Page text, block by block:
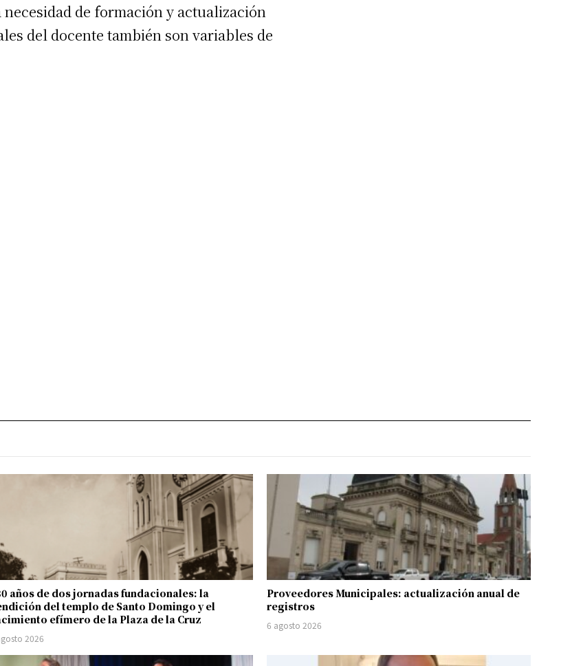
de formación y actualización
del docente también son variables de
años de dos jornadas fundacionales: la
del templo de Santo Domingo y el
efímero de la Plaza de la Cruz
2026
Proveedores Municipales: actualización anual de
registros
6 agosto 2026